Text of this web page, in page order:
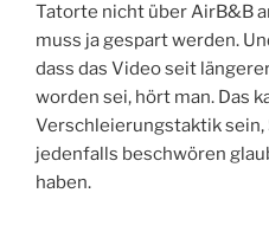
Tatorte nicht über AirB&B
muss ja gespart werden.
dass das Video seit
worden sei, hört man. Das
Verschleierungstaktik
jedenfalls beschwören
haben.